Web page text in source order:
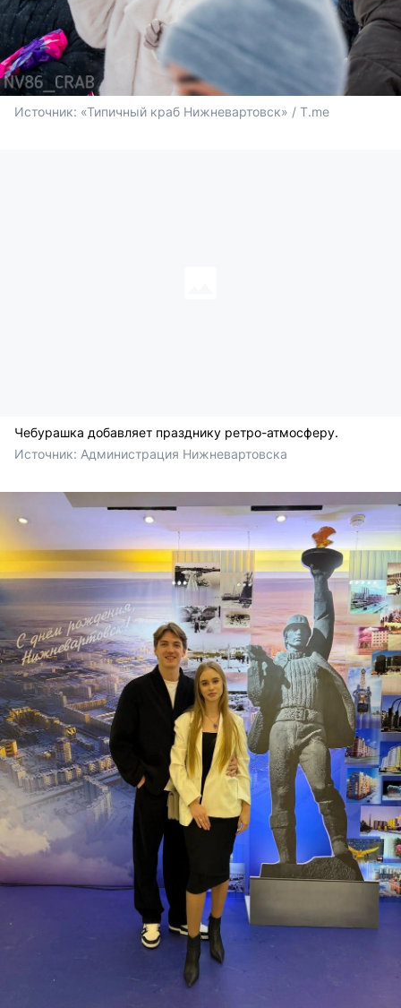
Источник: «Типичный краб Нижневартовск» / T.me
Чебурашка добавляет празднику ретро-атмосферу.
Источник: Администрация Нижневартовска